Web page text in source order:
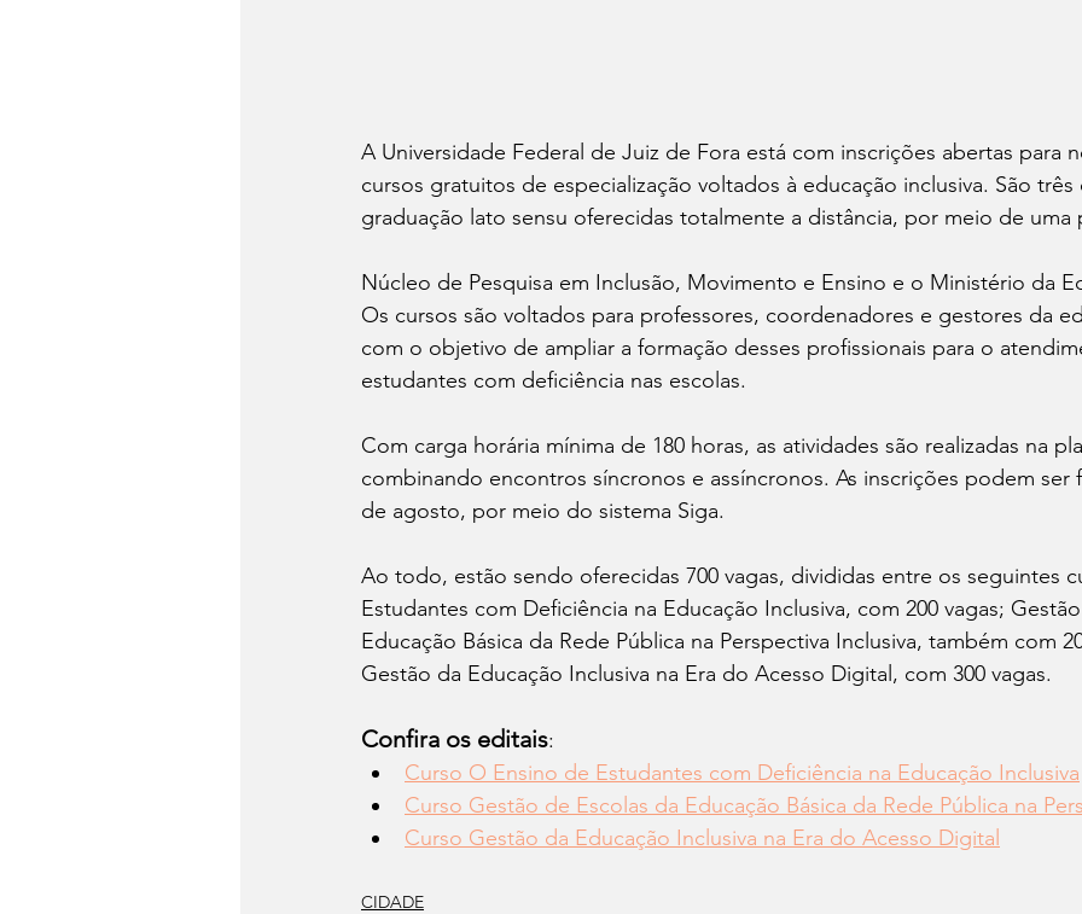
A Universidade Federal de Juiz de Fora está com inscrições abertas para
cursos gratuitos de especialização voltados à educação inclusiva. São
graduação lato sensu oferecidas totalmente a distância, por meio de
Núcleo de Pesquisa em Inclusão, Movimento e Ensino e o Ministério da
Os cursos são voltados para professores, coordenadores e gestores da
com o objetivo de ampliar a formação desses profissionais para o
estudantes com deficiência nas escolas.
Com carga horária mínima de 180 horas, as atividades são realizadas na
combinando encontros síncronos e assíncronos. As inscrições podem ser
de agosto, por meio do sistema Siga.
Ao todo, estão sendo oferecidas 700 vagas, divididas entre os seguintes
Estudantes com Deficiência na Educação Inclusiva, com 200 vagas;
Educação Básica da Rede Pública na Perspectiva Inclusiva, também com
Gestão da Educação Inclusiva na Era do Acesso Digital, com 300 vagas.
Confira os editais:
Curso O Ensino de Estudantes com Deficiência na Educação Inclusiva
Curso Gestão de Escolas da Educação Básica da Rede Pública na
Curso Gestão da Educação Inclusiva na Era do Acesso Digital
CIDADE